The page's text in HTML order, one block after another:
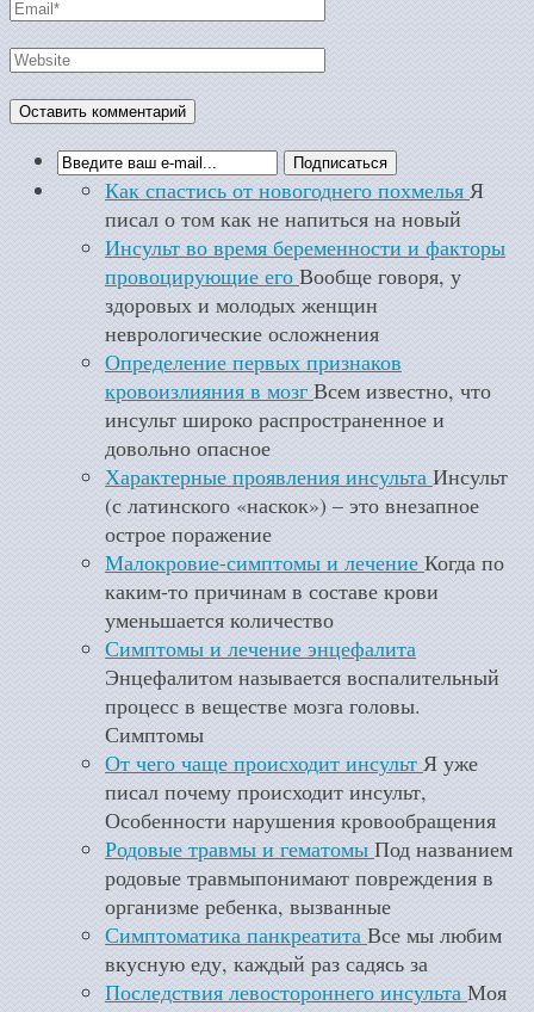
Как спастись от новогоднего похмелья Я
писал о том как не напиться на новый
Инсульт во время беременности и факторы
провоцирующие его Вообще говоря, у
здоровых и молодых женщин
неврологические осложнения
Определение первых признаков
кровоизлияния в мозг Всем известно, что
инсульт широко распространенное и
довольно опасное
Характерные проявления инсульта Инсульт
(с латинского «наскок») – это внезапное
острое поражение
Малокровие-симптомы и лечение Когда по
каким-то причинам в составе крови
уменьшается количество
Симптомы и лечение энцефалита
Энцефалитом называется воспалительный
процесс в веществе мозга головы.
Симптомы
От чего чаще происходит инсульт Я уже
писал почему происходит инсульт,
Особенности нарушения кровообращения
Родовые травмы и гематомы Под названием
родовые травмыпонимают повреждения в
организме ребенка, вызванные
Симптоматика панкреатита Все мы любим
вкусную еду, каждый раз садясь за
Последствия левостороннего инсульта Моя